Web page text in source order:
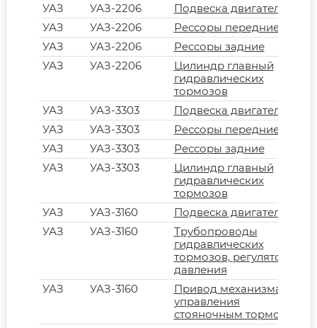
УАЗ
УАЗ-2206
Подвеска двигателя
УАЗ
УАЗ-2206
Рессоры передние
УАЗ
УАЗ-2206
Рессоры задние
УАЗ
УАЗ-2206
Цилиндр главный
гидравлических
тормозов
УАЗ
УАЗ-3303
Подвеска двигателя
УАЗ
УАЗ-3303
Рессоры передние
УАЗ
УАЗ-3303
Рессоры задние
УАЗ
УАЗ-3303
Цилиндр главный
гидравлических
тормозов
УАЗ
УАЗ-3160
Подвеска двигателя
УАЗ
УАЗ-3160
Трубопроводы
гидравлических
тормозов, регулятор
давления
УАЗ
УАЗ-3160
Привод механизма
управления
стояночным тормозом